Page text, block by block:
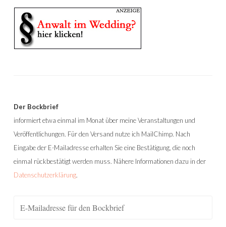
Der Bockbrief
informiert etwa einmal im Monat über meine Veranstaltungen und
Veröffentlichungen. Für den Versand nutze ich MailChimp. Nach
Eingabe der E-Mailadresse erhalten Sie eine Bestätigung, die noch
einmal rückbestätigt werden muss. Nähere Informationen dazu in der
Datenschutzerklärung.